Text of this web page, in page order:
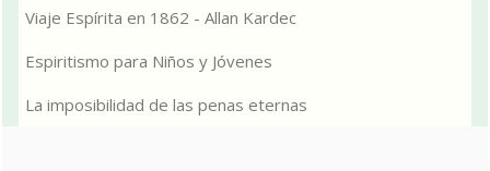
Viaje Espírita en 1862 - Allan Kardec
Espiritismo para Niños y Jóvenes
La imposibilidad de las penas eternas